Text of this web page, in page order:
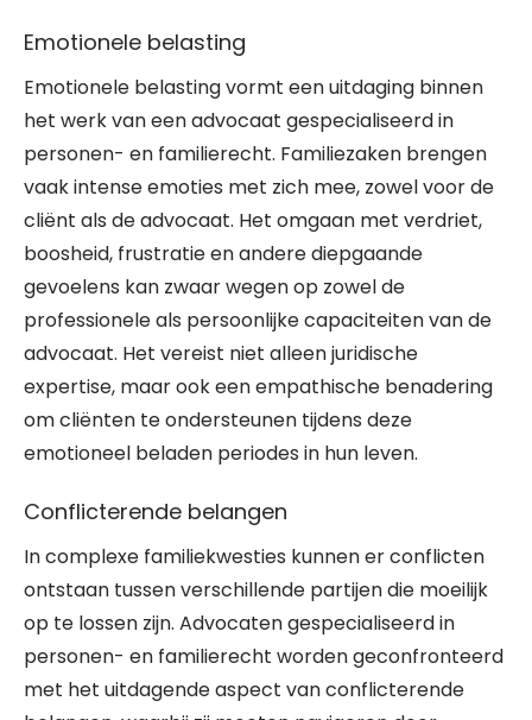
Emotionele belasting
Emotionele belasting vormt een uitdaging binnen
het werk van een advocaat gespecialiseerd in
personen- en familierecht. Familiezaken brengen
vaak intense emoties met zich mee, zowel voor de
cliënt als de advocaat. Het omgaan met verdriet,
boosheid, frustratie en andere diepgaande
gevoelens kan zwaar wegen op zowel de
professionele als persoonlijke capaciteiten van de
advocaat. Het vereist niet alleen juridische
expertise, maar ook een empathische benadering
om cliënten te ondersteunen tijdens deze
emotioneel beladen periodes in hun leven.
Conflicterende belangen
In complexe familiekwesties kunnen er conflicten
ontstaan tussen verschillende partijen die moeilijk
op te lossen zijn. Advocaten gespecialiseerd in
personen- en familierecht worden geconfronteerd
met het uitdagende aspect van conflicterende